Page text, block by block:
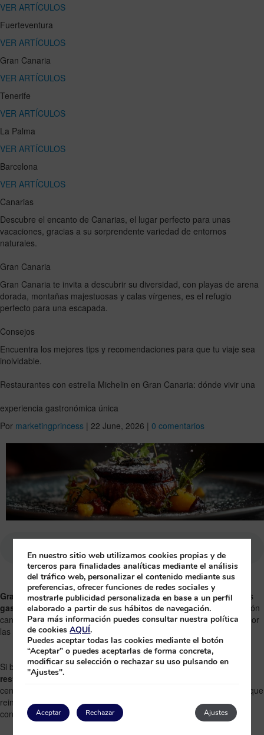
VER ARTÍCULOS
Fuerteventura
VER ARTÍCULOS
Gran Canaria
VER ARTÍCULOS
Tenerife
VER ARTÍCULOS
La Palma
VER ARTÍCULOS
Barcelona
VER ARTÍCULOS
Canarias
Descubre el encanto de Canarias, el lugar perfecto para unas
vacaciones, gracias a su sorprendente variedad de entornos
naturales.
Gran Canaria
Gran Canaria te invita a descubrir su diversidad, con playas de arena
dorada, montañas majestuosas y calas vírgenes, es el refugio
perfecto para una escapada.
Consejos
Encuentra los mejores tips y recomendaciones para que tu viaje sea
inolvidable.
Restaurantes con estrella Michelin en Gran Canaria: dónde vivir una
experiencia gastronómica única
Por marketingprincess | 22 June, 2026 | 0 comentarios
Gran Canariase ha consolidado como uno de los grandes destinos
gastronómicos de España. La isla combina producto local, tradición
canaria y cocina de autor en una oferta cada vez más reconocida por
las principales guías gastronómicas internacionales.
Si buscas una experiencia especial durante tus vacaciones, los
restaurantes con estrella Michelin
cena: menús degustación creativos, espacios únicos y propuestas que
reinterpretan los sabores de Canarias desde una visión
contemporánea.
En nuestro sitio web utilizamos cookies propias y de
terceros para finalidades analíticas mediante el análisis
del tráfico web, personalizar el contenido mediante sus
preferencias, ofrecer funciones de redes sociales y
mostrarle publicidad personalizada en base a un perfil
elaborado a partir de sus hábitos de navegación.
Para más información puedes consultar nuestra política
de cookiesAQUÍ.
Puedes aceptar todas las cookies mediante el botón
“Aceptar” o puedes aceptarlas de forma concreta,
modificar su selección o rechazar su uso pulsando en
"Ajustes".
Aceptar Ajustes
Rechazar